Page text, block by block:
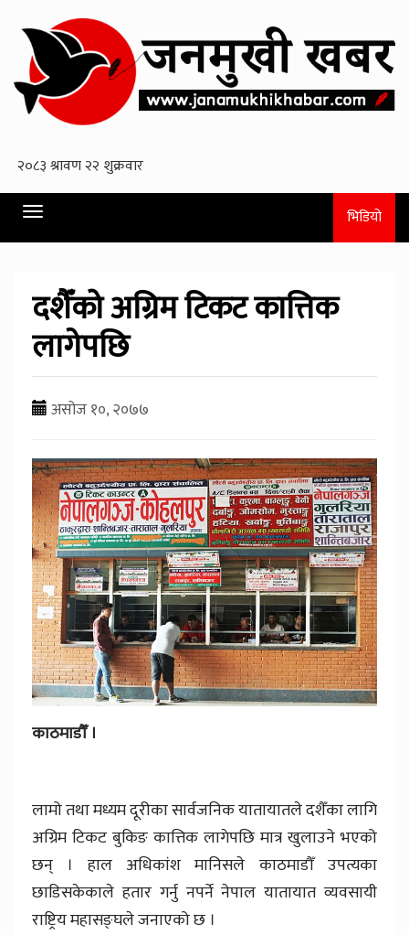
Toggle
navigation
भिडियो
दशैँको अग्रिम टिकट कात्तिक
लागेपछि
असोज १०, २०७७
काठमाडौँ ।
लामो तथा मध्यम दूरीका सार्वजनिक यातायातले दशैँका लागि
अग्रिम टिकट बुकिङ कात्तिक लागेपछि मात्र खुलाउने भएको
छन् । हाल अधिकांश मानिसले काठमाडौँ उपत्यका
छाडिसकेकाले हतार गर्नु नपर्ने नेपाल यातायात व्यवसायी
राष्ट्रिय महासङ्घले जनाएको छ ।